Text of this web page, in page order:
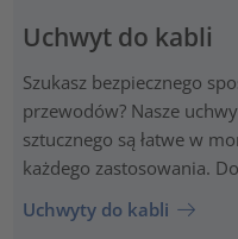
Uchwyt do kabli
Szukasz bezpiecznego
przewodów? Nasze
sztucznego są łatwe w
każdego zastosowania.
Uchwyty do kabli